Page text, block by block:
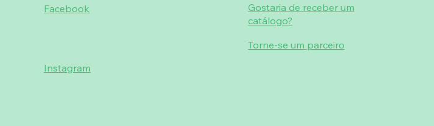
Facebook
Instagram
Gostaria de receber um
catálogo?
Torne-se um parceiro